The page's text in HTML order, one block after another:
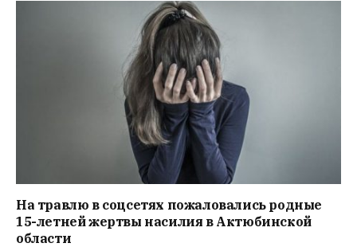
На травлю в соцсетях пожаловались родные
15-летней жертвы насилия в Актюбинской
области